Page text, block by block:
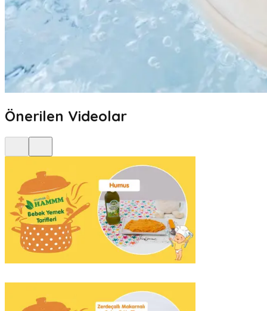
Önerilen Videolar